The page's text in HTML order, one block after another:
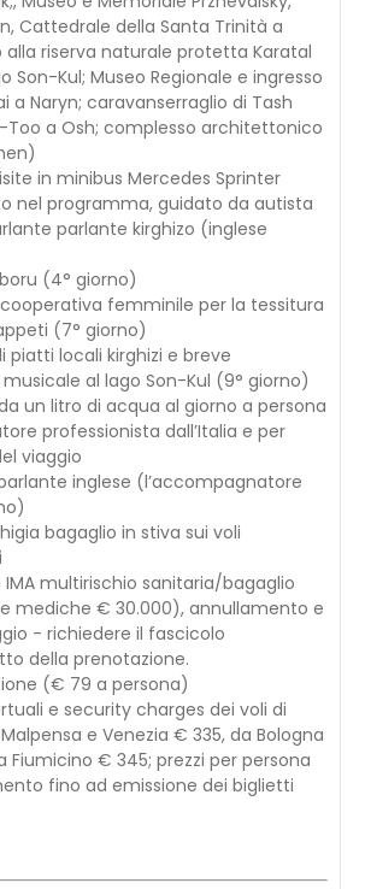
Cattedrale della Santa Trinità a
alla riserva naturale protetta Karatal
Son-Kul; Museo Regionale e ingresso
a Naryn; caravanserraglio di Tash
Too a Osh; complesso architettonico
in minibus Mercedes Sprinter
nel programma, guidato da autista
parlante kirghizo (inglese
(4° giorno)
femminile per la tessitura
(7° giorno)
piatti locali kirghizi e breve
al lago Son-Kul (9° giorno)
un litro di acqua al giorno a persona
professionista dall’Italia e per
viaggio
inglese (l’accompagnatore
bagaglio in stiva sui voli
IMA multirischio sanitaria/bagaglio
mediche € 30.000), annullamento e
- richiedere il fascicolo
della prenotazione.
(€ 79 a persona)
e security charges dei voli di
e Venezia € 335, da Bologna
Fiumicino € 345; prezzi per persona
fino ad emissione dei biglietti